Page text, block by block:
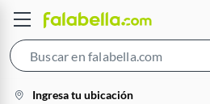
Bar
location-
Ingresa tu ubicación